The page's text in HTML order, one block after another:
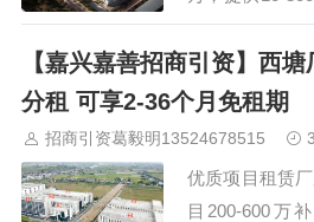
集成电路项目
体项目一事一
庄收费站（
钟、嘉善南高
察 135 2467…
【嘉兴嘉善招商引资】西
分租 可享2-36个月免租期
招商引资葛毅明13524678515
优质项目租赁
目200-600万